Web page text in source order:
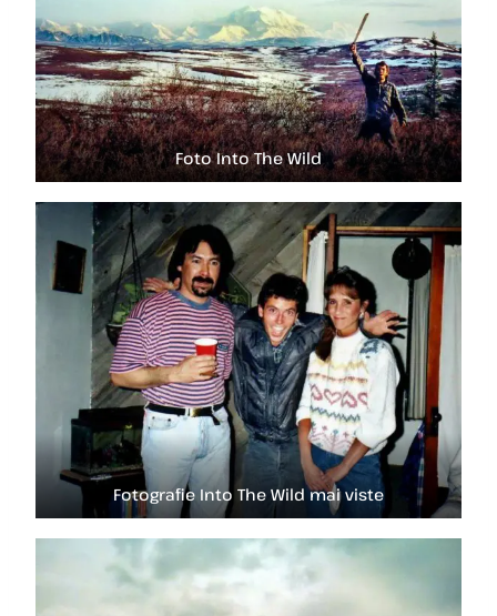
Foto Into The Wild
Fotografie Into The Wild mai viste